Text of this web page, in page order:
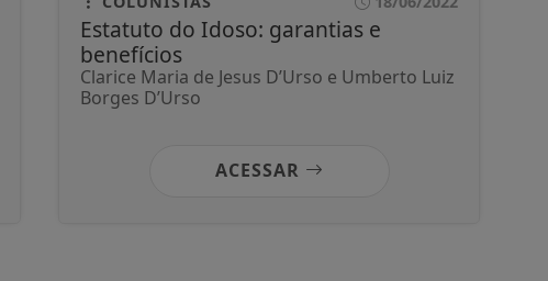
Estatuto do Idoso: garantias e
benefícios
Clarice Maria de Jesus D’Urso e Umberto Luiz
Borges D’Urso
ACESSAR